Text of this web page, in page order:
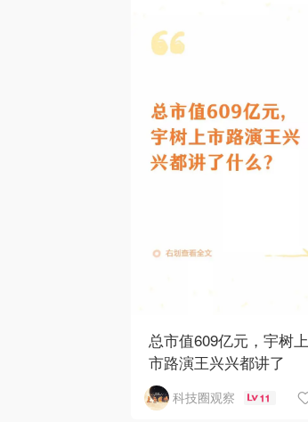
总市值609亿元，宇树上
市路演王兴兴都讲了
科技圈观察 11